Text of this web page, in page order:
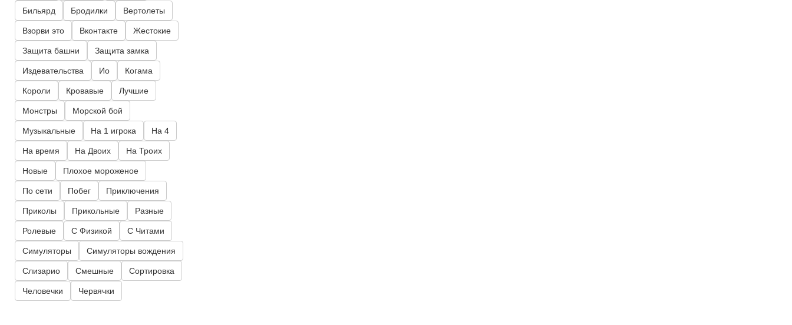
Бильярд Бродилки Вертолеты
Взорви это Вконтакте Жестокие
Защита башни Защита замка
Издевательства Ио Когама
Короли Кровавые Лучшие
Монстры Морской бой
Музыкальные На 1 игрока На 4
На время На Двоих На Троих
Новые Плохое мороженое
По сети Побег Приключения
Приколы Прикольные Разные
Ролевые С Физикой С Читами
Симуляторы Симуляторы вождения
Слизарио Смешные Сортировка
Человечки Червячки